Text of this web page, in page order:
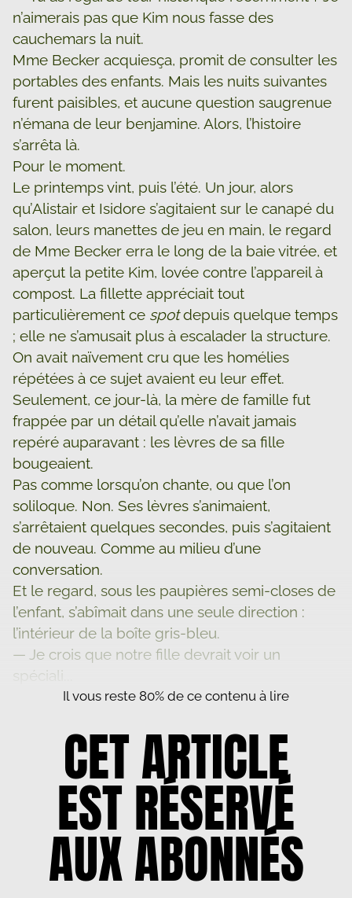
n’aimerais pas que Kim nous fasse des
cauchemars la nuit.
Mme Becker acquiesça, promit de consulter les
portables des enfants. Mais les nuits suivantes
furent paisibles, et aucune question saugrenue
n’émana de leur benjamine. Alors, l’histoire
s’arrêta là.
Pour le moment.
Le printemps vint, puis l’été. Un jour, alors
qu’Alistair et Isidore s’agitaient sur le canapé du
salon, leurs manettes de jeu en main, le regard
de Mme Becker erra le long de la baie vitrée, et
aperçut la petite Kim, lovée contre l’appareil à
compost. La fillette appréciait tout
particulièrement ce spotdepuis quelque temps
; elle ne s’amusait plus à escalader la structure.
On avait naïvement cru que les homélies
répétées à ce sujet avaient eu leur effet.
Seulement, ce jour-là, la mère de famille fut
frappée par un détail qu’elle n’avait jamais
repéré auparavant : les lèvres de sa fille
bougeaient.
Pas comme lorsqu’on chante, ou que l’on
soliloque. Non. Ses lèvres s’animaient,
s’arrêtaient quelques secondes, puis s’agitaient
de nouveau. Comme au milieu d’une
conversation.
Et le regard, sous les paupières semi-closes de
l’enfant, s’abîmait dans une seule direction :
l’intérieur de la boîte gris-bleu.
— Je crois que notre fille devrait voir un
spéciali...
Il vous reste 80% de ce contenu à lire
CET ARTICLE
EST RÉSERVÉ
AUX ABONNÉS